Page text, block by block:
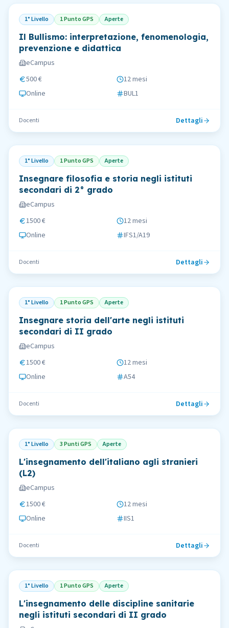
1° Livello 1 Punto GPS Aperte
Il Bullismo: interpretazione, fenomenologia,
prevenzione e didattica
eCampus
500 €
12 mesi
Online
BUL1
Docenti Dettagli
1° Livello 1 Punto GPS Aperte
Insegnare filosofia e storia negli istituti
secondari di 2° grado
eCampus
1500 €
12 mesi
Online
IFS1/A19
Docenti Dettagli
1° Livello 1 Punto GPS Aperte
Insegnare storia dell'arte negli istituti
secondari di II grado
eCampus
1500 €
12 mesi
Online
A54
Docenti Dettagli
1° Livello 3 Punti GPS Aperte
L'insegnamento dell'italiano agli stranieri
(L2)
eCampus
1500 €
12 mesi
Online
IIS1
Docenti Dettagli
1° Livello 1 Punto GPS Aperte
L'insegnamento delle discipline sanitarie
negli istituti secondari di II grado